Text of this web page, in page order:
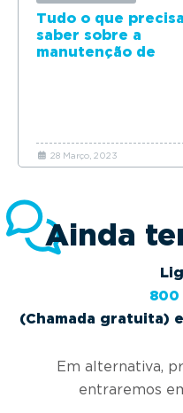
Tudo o que precisa
saber sobre a
manutenção de
28 Março, 2023
Ainda
800
(Chamada gratuita)
Em alternativa,
entraremos